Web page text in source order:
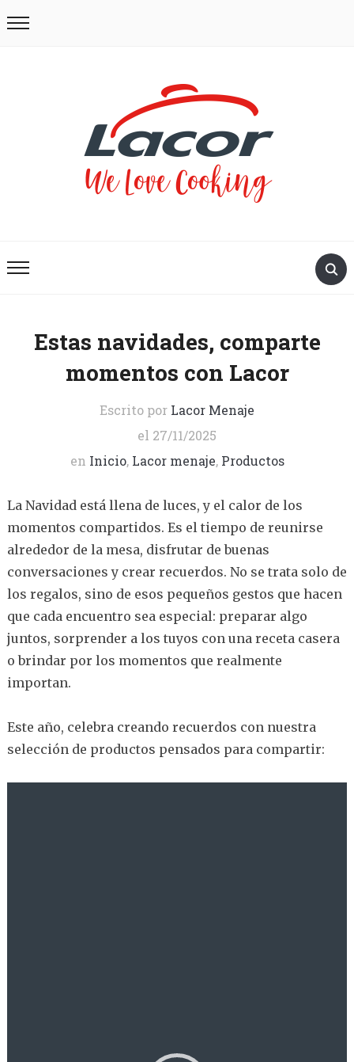
Estas navidades, comparte
momentos con Lacor
Escrito por Lacor Menaje
el 27/11/2025
en Inicio, Lacor menaje, Productos
La Navidad está llena de luces, y el calor de los
momentos compartidos. Es el tiempo de reunirse
alrededor de la mesa, disfrutar de buenas
conversaciones y crear recuerdos. No se trata solo de
los regalos, sino de esos pequeños gestos que hacen
que cada encuentro sea especial: preparar algo
juntos, sorprender a los tuyos con una receta casera
o brindar por los momentos que realmente
importan.
Este año, celebra creando recuerdos con nuestra
selección de productos pensados para compartir: